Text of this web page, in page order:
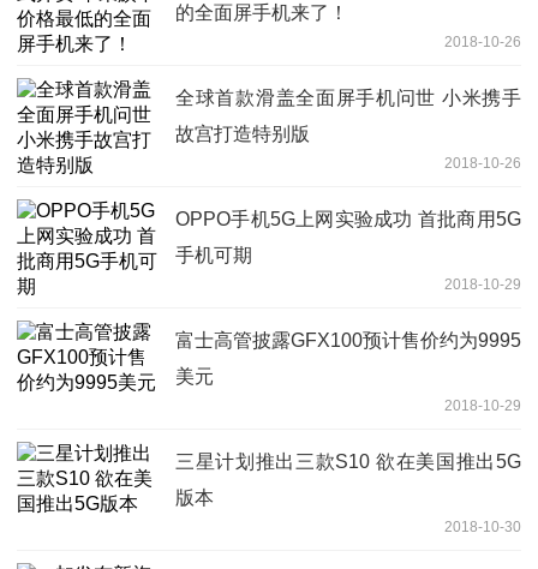
的全面屏手机来了！
2018-10-26
全球首款滑盖全面屏手机问世 小米携手
故宫打造特别版
2018-10-26
OPPO手机5G上网实验成功 首批商用5G
手机可期
2018-10-29
富士高管披露GFX100预计售价约为9995
美元
2018-10-29
三星计划推出三款S10 欲在美国推出5G
版本
2018-10-30